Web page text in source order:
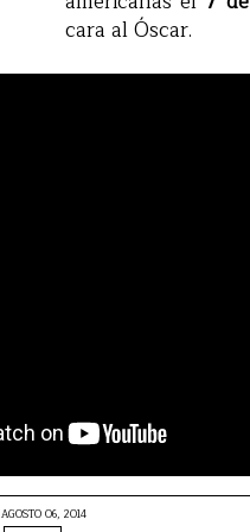
cara al Óscar.
AGOSTO 06, 2014